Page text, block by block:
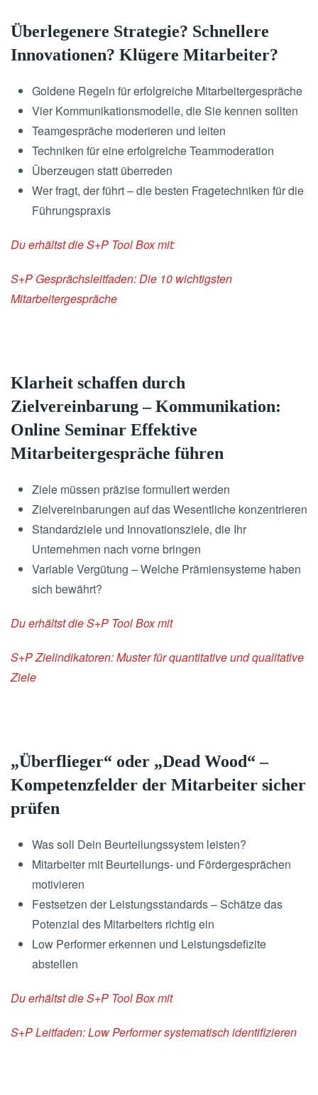
Überlegenere Strategie? Schnellere
Innovationen? Klügere Mitarbeiter?
Goldene Regeln für erfolgreiche Mitarbeitergespräche
Vier Kommunikationsmodelle, die Sie kennen sollten
Teamgespräche moderieren und leiten
Techniken für eine erfolgreiche Teammoderation
Überzeugen statt überreden
Wer fragt, der führt – die besten Fragetechniken für die
Führungspraxis
Du erhältst die S+P Tool Box mit:
S+P Gesprächsleitfaden: Die 10 wichtigsten
Mitarbeitergespräche
Klarheit schaffen durch
Zielvereinbarung – Kommunikation:
Online Seminar Effektive
Mitarbeitergespräche führen
Ziele müssen präzise formuliert werden
Zielvereinbarungen auf das Wesentliche konzentrieren
Standardziele und Innovationsziele, die Ihr
Unternehmen nach vorne bringen
Variable Vergütung – Welche Prämiensysteme haben
sich bewährt?
Du erhältst die S+P Tool Box mit
S+P Zielindikatoren: Muster für quantitative und qualitative
Ziele
„Überflieger“ oder „Dead Wood“ –
Kompetenzfelder der Mitarbeiter sicher
prüfen
Was soll Dein Beurteilungssystem leisten?
Mitarbeiter mit Beurteilungs- und Fördergesprächen
motivieren
Festsetzen der Leistungsstandards – Schätze das
Potenzial des Mitarbeiters richtig ein
Low Performer erkennen und Leistungsdefizite
abstellen
Du erhältst die S+P Tool Box mit
S+P Leitfaden: Low Performer systematisch identifizieren